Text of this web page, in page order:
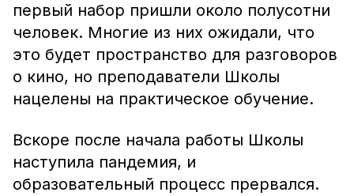
первый набор пришли около полусотни
человек. Многие из них ожидали, что
это будет пространство для разговоров
о кино, но преподаватели Школы
нацелены на практическое обучение.
Вскоре после начала работы Школы
наступила пандемия, и
образовательный процесс прервался.